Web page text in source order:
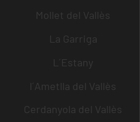
Mollet del Vallès
La Garriga
L´Estany
l´Ametlla del Vallès
Cerdanyola del Vallès